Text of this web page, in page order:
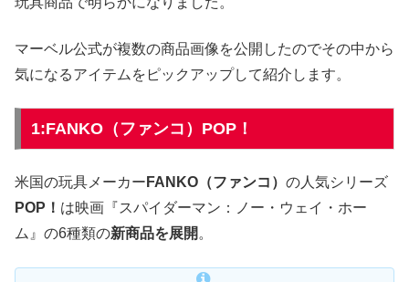
マーベル公式が複数の商品画像を公開したのでその中から
気になるアイテムをピックアップして紹介します。
1:FANKO（ファンコ）POP！
米国の玩具メーカー FANKO（ファンコ） の人気シリーズ
POP！ は映画『スパイダーマン：ノー・ウェイ・ホー
ム』の6種類の新商品を展開 。